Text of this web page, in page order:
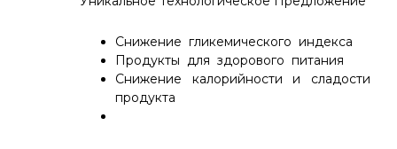
Снижение гликемического индекса
Продукты для здорового питания
Снижение калорийности и сладости
продукта